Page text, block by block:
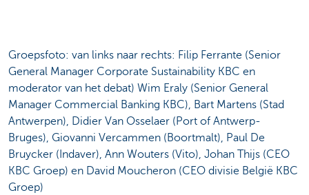
Groepsfoto: van links naar rechts: Filip Ferrante (Senior
General Manager Corporate Sustainability KBC en
moderator van het debat) Wim Eraly (Senior General
Manager Commercial Banking KBC), Bart Martens (Stad
Antwerpen), Didier Van Osselaer (Port of Antwerp-
Bruges), Giovanni Vercammen (Boortmalt), Paul De
Bruycker (Indaver), Ann Wouters (Vito), Johan Thijs (CEO
KBC Groep) en David Moucheron (CEO divisie België KBC
Groep)